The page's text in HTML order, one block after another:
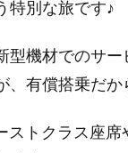
特別な旅です♪
機材でのサ
有償搭乗だ
ストクラス座